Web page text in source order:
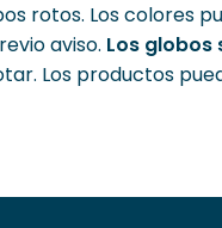
rotos. Los colores
aviso. Los globos
Los productos